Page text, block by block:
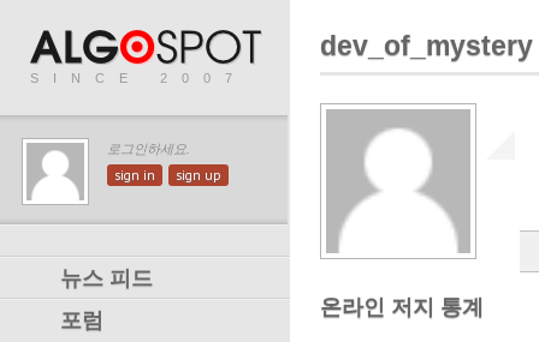
SINCE 2007
로그인하세요.
sign in sign up
뉴스 피드
포럼
dev_of_mystery
온라인 저지 통계